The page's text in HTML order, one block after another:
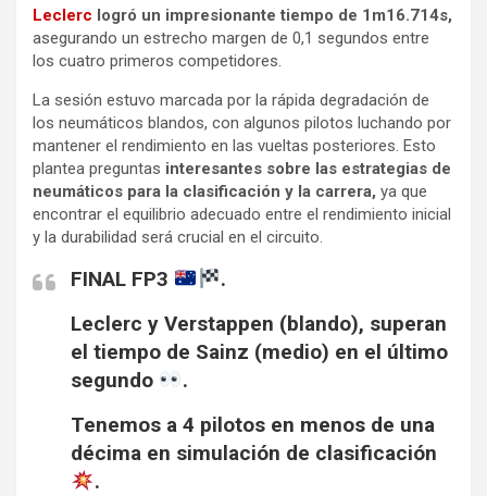
Leclerc logró un impresionante tiempo de 1m16.714s,
asegurando un estrecho margen de 0,1 segundos entre
los cuatro primeros competidores.
La sesión estuvo marcada por la rápida degradación de
los neumáticos blandos, con algunos pilotos luchando por
mantener el rendimiento en las vueltas posteriores. Esto
plantea preguntas interesantes sobre las estrategias de
neumáticos para la clasificación y la carrera, ya que
encontrar el equilibrio adecuado entre el rendimiento inicial
y la durabilidad será crucial en el circuito.
FINAL FP3
.
Leclerc y Verstappen (blando), superan
el tiempo de Sainz (medio) en el último
segundo
.
Tenemos a 4 pilotos en menos de una
décima en simulación de clasificación
.